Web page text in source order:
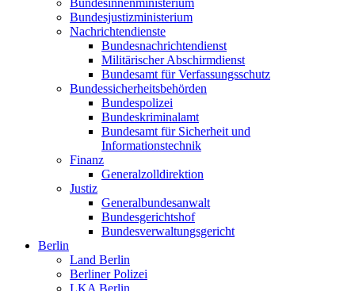
Bundesinnenministerium
Bundesjustizministerium
Nachrichtendienste
Bundesnachrichtendienst
Militärischer Abschirmdienst
Bundesamt für Verfassungsschutz
Bundessicherheitsbehörden
Bundespolizei
Bundeskriminalamt
Bundesamt für Sicherheit und
Informationstechnik
Finanz
Generalzolldirektion
Justiz
Generalbundesanwalt
Bundesgerichtshof
Bundesverwaltungsgericht
Berlin
Land Berlin
Berliner Polizei
LKA Berlin